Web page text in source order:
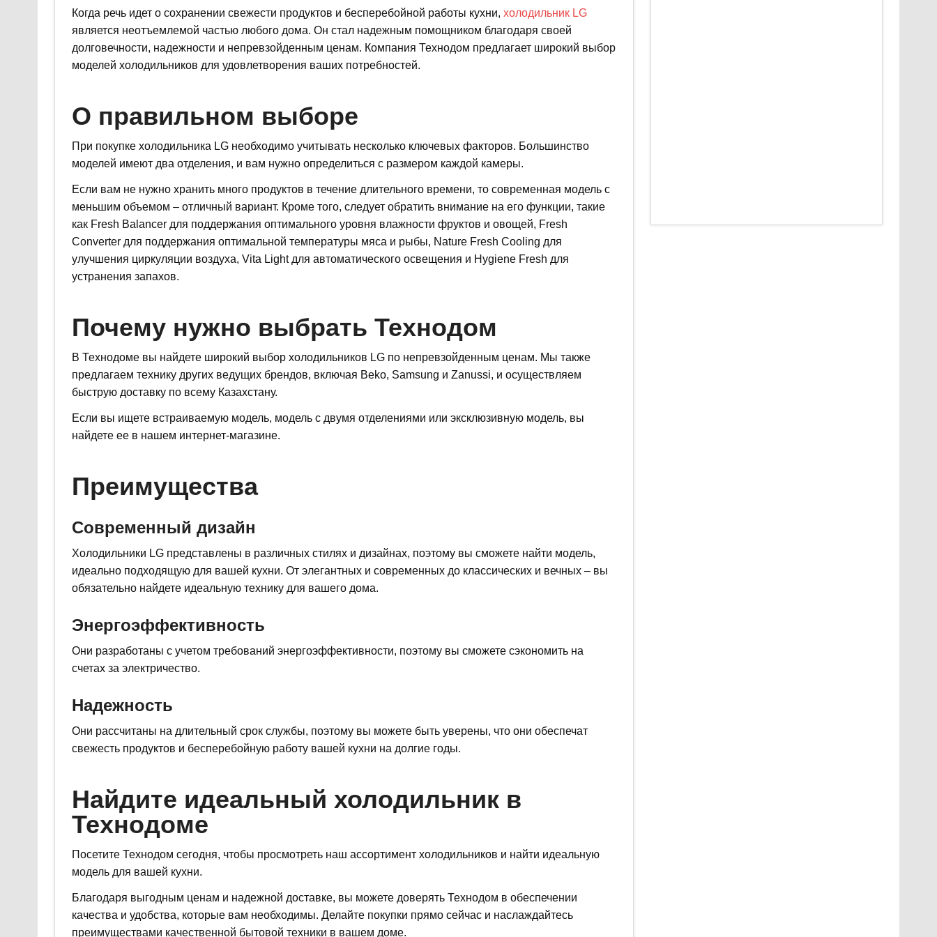
Когда речь идет о сохранении свежести продуктов и бесперебойной работы кухни, холодильник LG
является неотъемлемой частью любого дома. Он стал надежным помощником благодаря своей
долговечности, надежности и непревзойденным ценам. Компания Технодом предлагает широкий выбор
моделей холодильников для удовлетворения ваших потребностей.
О правильном выборе
При покупке холодильника LG необходимо учитывать несколько ключевых факторов. Большинство
моделей имеют два отделения, и вам нужно определиться с размером каждой камеры.
Если вам не нужно хранить много продуктов в течение длительного времени, то современная модель с
меньшим объемом – отличный вариант. Кроме того, следует обратить внимание на его функции, такие
как Fresh Balancer для поддержания оптимального уровня влажности фруктов и овощей, Fresh
Converter для поддержания оптимальной температуры мяса и рыбы, Nature Fresh Cooling для
улучшения циркуляции воздуха, Vita Light для автоматического освещения и Hygiene Fresh для
устранения запахов.
Почему нужно выбрать Технодом
В Технодоме вы найдете широкий выбор холодильников LG по непревзойденным ценам. Мы также
предлагаем технику других ведущих брендов, включая Beko, Samsung и Zanussi, и осуществляем
быструю доставку по всему Казахстану.
Если вы ищете встраиваемую модель, модель с двумя отделениями или эксклюзивную модель, вы
найдете ее в нашем интернет-магазине.
Преимущества
Современный дизайн
Холодильники LG представлены в различных стилях и дизайнах, поэтому вы сможете найти модель,
идеально подходящую для вашей кухни. От элегантных и современных до классических и вечных – вы
обязательно найдете идеальную технику для вашего дома.
Энергоэффективность
Они разработаны с учетом требований энергоэффективности, поэтому вы сможете сэкономить на
счетах за электричество.
Надежность
Они рассчитаны на длительный срок службы, поэтому вы можете быть уверены, что они обеспечат
свежесть продуктов и бесперебойную работу вашей кухни на долгие годы.
Найдите идеальный холодильник в
Технодоме
Посетите Технодом сегодня, чтобы просмотреть наш ассортимент холодильников и найти идеальную
модель для вашей кухни.
Благодаря выгодным ценам и надежной доставке, вы можете доверять Технодом в обеспечении
качества и удобства, которые вам необходимы. Делайте покупки прямо сейчас и наслаждайтесь
преимуществами качественной бытовой техники в вашем доме.